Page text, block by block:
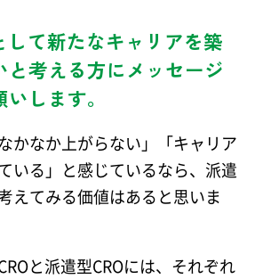
して新たなキャリアを築
と考える方にメッセージ
します。
かなか上がらない」「キャリア
いる」と感じているなら、派遣
えてみる価値はあると思いま
と派遣型CROには、それぞれ